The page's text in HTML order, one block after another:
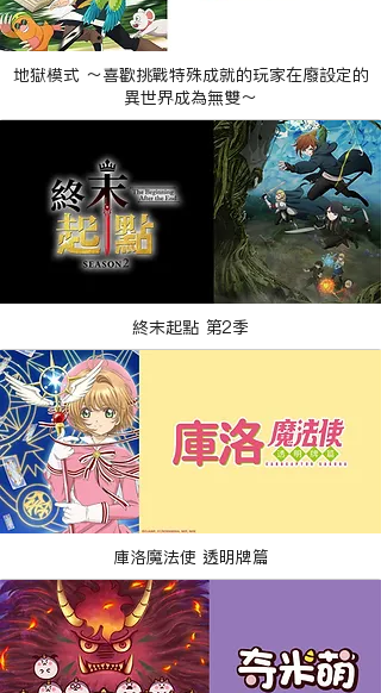
地獄模式 ～喜歡挑戰特殊成就的玩家在廢設定的
異世界成為無雙～
終末起點 第2季
庫洛魔法使 透明牌篇